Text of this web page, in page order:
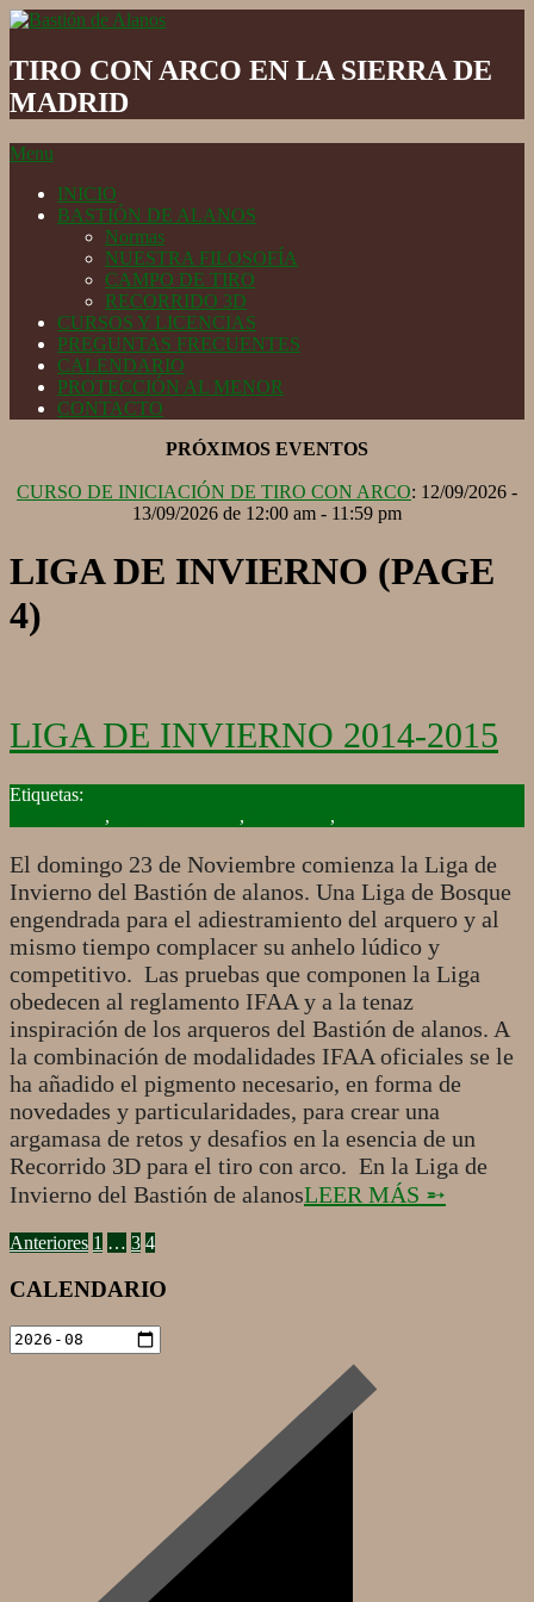
Skip
content
de
Alanos
TIRO CON ARCO EN LA SIERRA DE
MADRID
Secondary
Menu
Menu
INICIO
BASTIÓN DE ALANOS
Normas
NUESTRA FILOSOFÍA
CAMPO DE TIRO
RECORRIDO 3D
CURSOS Y LICENCIAS
PREGUNTAS FRECUENTES
CALENDARIO
PROTECCIÓN AL MENOR
CONTACTO
PRÓXIMOS EVENTOS
CURSO DE INICIACIÓN DE TIRO CON ARCO: 12/09/2026 -
13/09/2026 de 12:00 am - 11:59 pm
LIGA DE INVIERNO (PAGE
4)
LIGA DE INVIERNO 2014-2015
2014-
, , ,
El domingo 23 de Noviembre comienza la Liga de
Invierno del Bastión de alanos. Una Liga de Bosque
engendrada para el adiestramiento del arquero y al
mismo tiempo complacer su anhelo lúdico y
competitivo. Las pruebas que componen la Liga
obedecen al reglamento IFAA y a la tenaz
inspiración de los arqueros del Bastión de alanos. A
la combinación de modalidades IFAA oficiales se le
ha añadido el pigmento necesario, en forma de
novedades y particularidades, para crear una
argamasa de retos y desafios en la esencia de un
Recorrido 3D para el tiro con arco. En la Liga de
Invierno del Bastión de alanosLEER MÁS ➵
PAGINACIÓN
DE
Anteriores 1 … 3 4
CALENDARIO